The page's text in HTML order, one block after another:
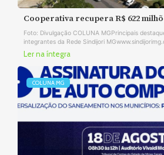
Cooperativa recupera R$ 622
Foto: Divulgação COLUNA MGPrincipais
integrantes da Rede Sindijori
Ler na íntegra
COLUNA MG